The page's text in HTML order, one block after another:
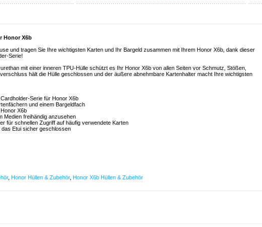
Honor X6b
und tragen Sie Ihre wichtigsten Karten und Ihr Bargeld zusammen mit Ihrem Honor X6b, dank dieser
Serie!
mit einer inneren TPU-Hülle schützt es Ihr Honor X6b von allen Seiten vor Schmutz, Stößen,
hält die Hülle geschlossen und der äußere abnehmbare Kartenhalter macht Ihre wichtigsten
Serie für Honor X6b
und einem Bargeldfach
X6b
Medien freihändig anzusehen
für schnellen Zugriff auf häufig verwendete Karten
Etui sicher geschlossen
, Honor Hüllen & Zubehör, Honor X6b Hüllen & Zubehör